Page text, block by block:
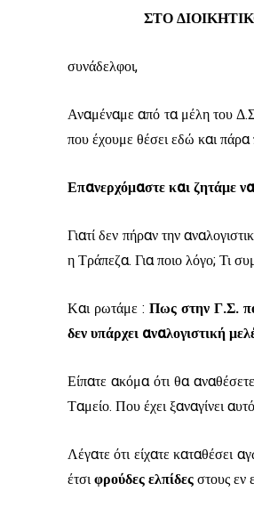
ΣΤΟ
συνάδελφοι,
Αναμέναμε από τα μέλη του
που έχουμε θέσει εδώ και πάρα
Επανερχόμαστε και ζητάμε
Γιατί δεν πήραν την
η Τράπεζα. Για ποιο λόγο; Τι
Και ρωτάμε :Πως στην Γ.Σ.
δεν υπάρχει αναλογιστική
Είπατε ακόμα ότι θα
Ταμείο. Που έχει ξαναγίνει
Λέγατε ότι είχατε καταθέσει
έτσιφρούδες ελπίδεςστους εν